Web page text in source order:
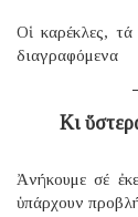
Οἱ καρέκλες,
διαγραφόμενα
Κι
Ἀνήκουμε σέ
ὑπάρχουν